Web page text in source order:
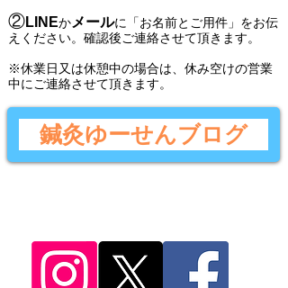
②LINEかメールに 「お名前とご用件 」 をお伝
えください。 確認後ご連絡させて頂きます。
​※休業日又は休憩中の場合は、休み空けの営業
中にご連絡させて頂きます。
鍼灸ゆーせんブログ